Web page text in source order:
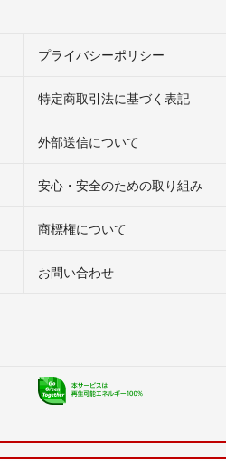
プライバシーポリシー
特定商取引法に基づく表記
外部送信について
安心・安全のための取り組み
商標権について
お問い合わせ